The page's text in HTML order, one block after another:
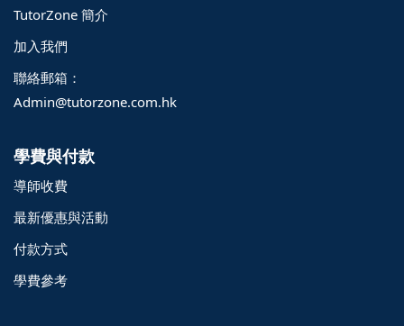
TutorZone 簡介
加入我們
聯絡郵箱：
Admin@tutorzone.com.hk
學費與付款
導師收費
最新優惠與活動
付款方式
學費參考